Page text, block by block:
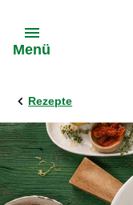
Menü
Rezepte